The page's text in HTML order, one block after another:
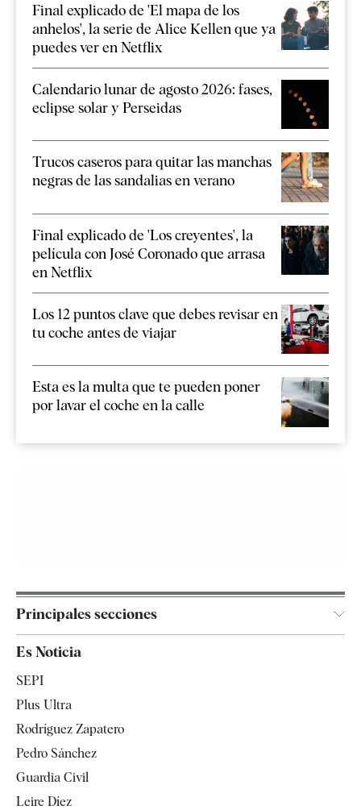
Final explicado de 'El mapa de los
anhelos', la serie de Alice Kellen que ya
puedes ver en Netflix
Calendario lunar de agosto 2026: fases,
eclipse solar y Perseidas
Trucos caseros para quitar las manchas
negras de las sandalias en verano
Final explicado de 'Los creyentes', la
película con José Coronado que arrasa
en Netflix
Los 12 puntos clave que debes revisar en
tu coche antes de viajar
Esta es la multa que te pueden poner
por lavar el coche en la calle
Principales secciones
España
Televisión
Es Noticia
SEPI
Plus Ultra
Rodríguez Zapatero
Pedro Sánchez
Guardia Civil
Leire Díez